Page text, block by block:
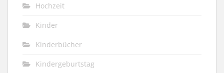
Hochzeit
Kinder
Kinderbücher
Kindergeburtstag